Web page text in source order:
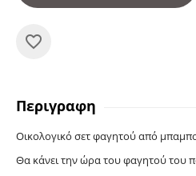
Περιγραφη
Οικολογικό σετ φαγητού από
Θα κάνει την ώρα του φαγητού του